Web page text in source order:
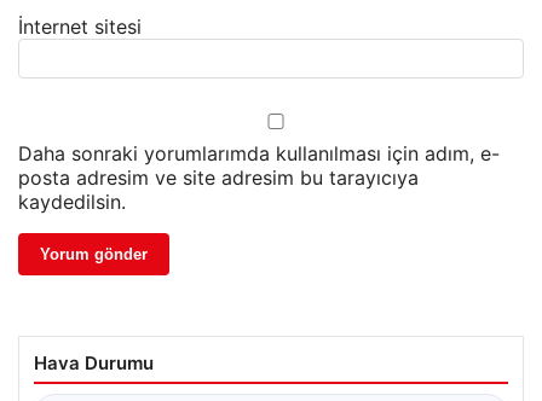
İnternet sitesi
Daha sonraki yorumlarımda kullanılması için adım, e-
posta adresim ve site adresim bu tarayıcıya
kaydedilsin.
Hava Durumu